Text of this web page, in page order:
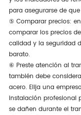
para asegurarse de
⑤ Comparar precios:
comparar los precios
calidad y la seguridad
barato.
⑥ Preste atención al
también debe
acero. Elija una
instalación profesional
se dañen durante el